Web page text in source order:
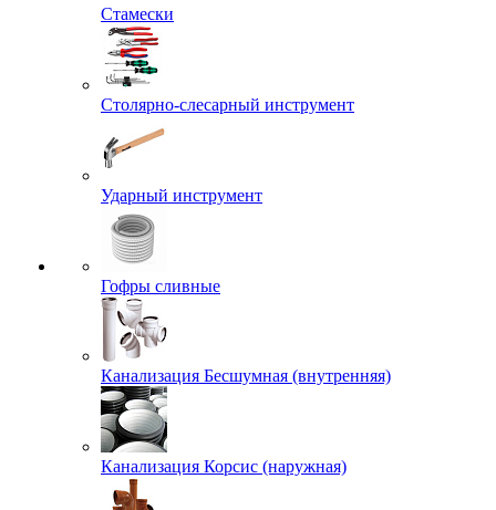
Стамески
Столярно-слесарный инструмент
Ударный инструмент
Гофры сливные
Канализация Бесшумная (внутренняя)
Канализация Корсис (наружная)